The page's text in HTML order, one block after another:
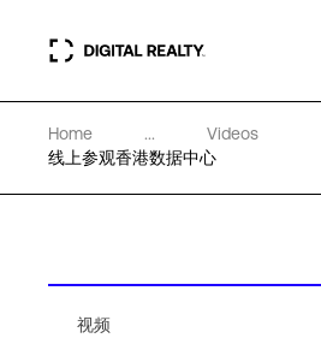
数据中心
Home ...
Videos
线上参观香港数据中心
视频